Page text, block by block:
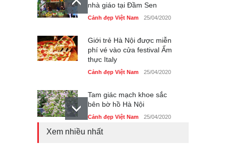
nhà giáo tại Đầm Sen
Cảnh đẹp Việt Nam 25/04/2020
Giới trẻ Hà Nội được miễn
phí vé vào cửa festival Ẩm
thực Italy
Cảnh đẹp Việt Nam 25/04/2020
Tam giác mạch khoe sắc
bên bờ hồ Hà Nội
Cảnh đẹp Việt Nam 25/04/2020
Xem nhiều nhất